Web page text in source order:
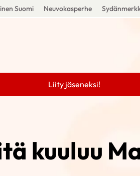
Suomi Neuvokasperhe
Liity jäseneksi!
kuuluu